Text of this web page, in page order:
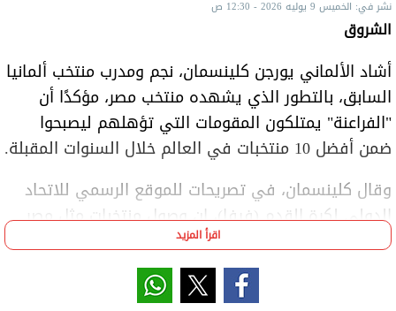
نشر في: الخميس 9 يوليه 2026 - 12:30 ص
الشروق
أشاد الألماني يورجن كلينسمان، نجم ومدرب منتخب ألمانيا
السابق، بالتطور الذي يشهده منتخب مصر، مؤكدًا أن
"الفراعنة" يمتلكون المقومات التي تؤهلهم ليصبحوا
ضمن أفضل 10 منتخبات في العالم خلال السنوات المقبلة.
وقال كلينسمان، في تصريحات للموقع الرسمي للاتحاد
الدولي لكرة القدم (فيفا)، إن وصول منتخبات مثل مصر
والنرويج إلى مراحل متقدمة في البطولات الكبرى يعكس
تطورًا كبيرًا في مستواها، مضيفًا: "إنها دول ستصبح
قوى كروية عظمى، ولديها القدرة على أن تصبح من بين
اقرأ المزيد